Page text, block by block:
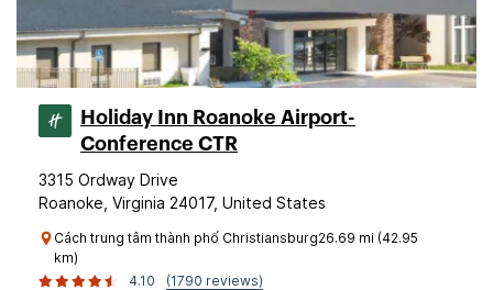
Holiday Inn Roanoke Airport-
Conference CTR
3315 Ordway Drive
Roanoke, Virginia 24017, United States
Cách trung tâm thành phố Christiansburg26.69 mi (42.95
km)
4.10
(1790 reviews)